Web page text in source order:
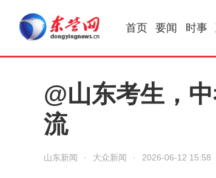
首页 要闻 时事
@山东考生，
流
山东新闻 · 大众新闻 · 2026-06-12 15:58